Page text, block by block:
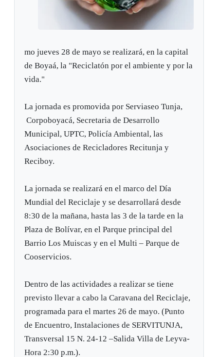
mo jueves 28 de mayo se realizará, en la capital
de Boyaá, la "Reciclatón por el ambiente y por la
vida."
La jornada es promovida por Serviaseo Tunja,
Corpoboyacá, Secretaria de Desarrollo
Municipal, UPTC, Policía Ambiental, las
Asociaciones de Recicladores Recitunja y
Reciboy.
La jornada se realizará en el marco del Día
Mundial del Reciclaje y se desarrollará desde
8:30 de la mañana, hasta las 3 de la tarde en la
Plaza de Bolívar, en el Parque principal del
Barrio Los Muiscas y en el Multi – Parque de
Cooservicios.
Dentro de las actividades a realizar se tiene
previsto llevar a cabo la Caravana del Reciclaje,
programada para el martes 26 de mayo. (Punto
de Encuentro, Instalaciones de SERVITUNJA,
Transversal 15 N. 24-12 –Salida Villa de Leyva-
Hora 2:30 p.m.).